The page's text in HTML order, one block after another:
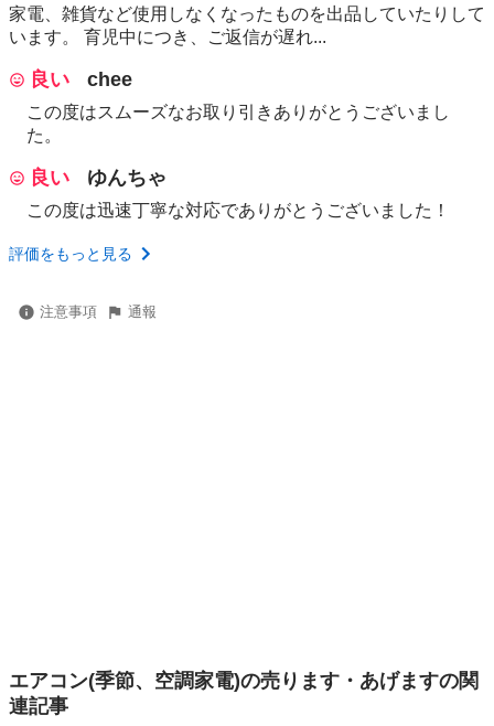
家電、雑貨など使用しなくなったものを出品していたりして
います。 育児中につき、ご返信が遅れ...
良い chee
この度はスムーズなお取り引きありがとうございまし
た。
良い ゆんちゃ
この度は迅速丁寧な対応でありがとうございました！
評価をもっと見る
注意事項 通報
エアコン(季節、空調家電)の売ります・あげますの関
連記事